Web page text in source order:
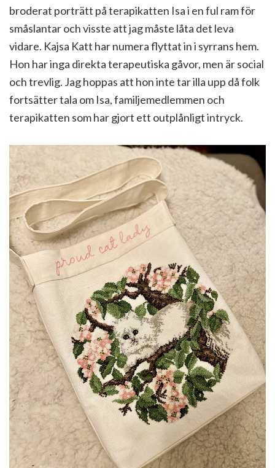
broderat porträtt på terapikatten Isa i en ful ram för
småslantar och visste att jag måste låta det leva
vidare. Kajsa Katt har numera flyttat in i syrrans hem.
Hon har inga direkta terapeutiska gåvor, men är social
och trevlig. Jag hoppas att hon inte tar illa upp då folk
fortsätter tala om Isa, familjemedlemmen och
terapikatten som har gjort ett outplånligt intryck.